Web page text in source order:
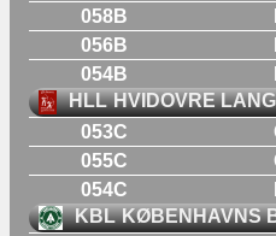
058B
056B
054B
HLL HVIDOVRE
053C
055C
054C
KBL KØBENHAVNS